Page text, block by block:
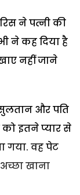
ने पत्नी की
ने कह दिया है
नहीं जाने
और पति
इतने प्यार से
गया. वह पेट
खाना